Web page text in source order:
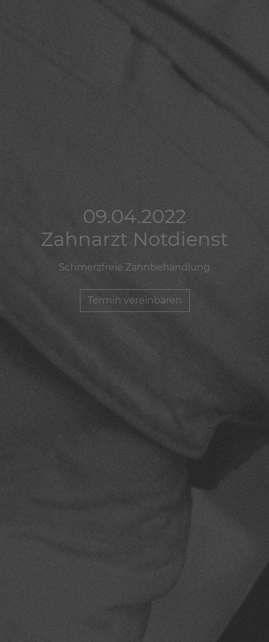
09.04.2022
Zahnarzt Notdienst
Schmerzfreie Zahnbehandlung
Termin vereinbaren
09.04.2022
Zahnarzt Notdienst
Schmerzfreie Zahnbehandlung
Termin vereinbaren
09.04.2022
Zahnarzt Notdienst
Schmerzfreie Zahnbehandlung
Termin vereinbaren